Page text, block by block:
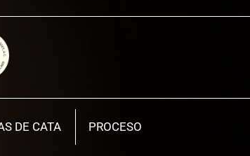
DE CATA PROCESO